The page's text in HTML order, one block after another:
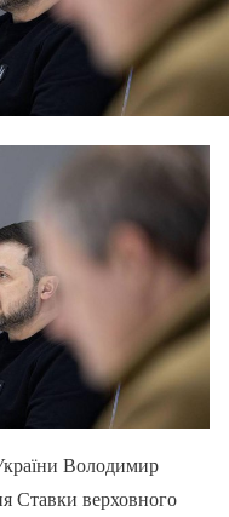
Володимир
Ставки верховного